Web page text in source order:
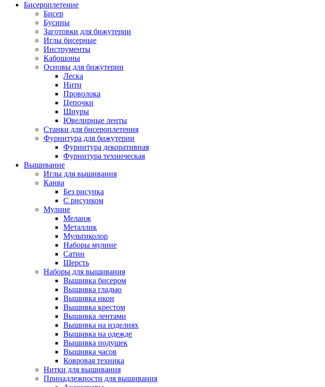
Бисероплетение
Бисер
Бусины
Заготовки для бижутерии
Иглы бисерные
Инструменты
Кабошоны
Основы для бижутерии
Леска
Нити
Проволока
Цепочки
Шнуры
Ювелирные ленты
Станки для бисероплетения
Фурнитура для бижутерии
Фурнитура декоративная
Фурнитура техническая
Вышивание
Иглы для вышивания
Канва
Без рисунка
С рисунком
Мулине
Меланж
Металлик
Мультиколор
Наборы мулине
Сатин
Шерсть
Наборы для вышивания
Вышивка бисером
Вышивка гладью
Вышивка икон
Вышивка крестом
Вышивка лентами
Вышивка на изделиях
Вышивка на одежде
Вышивка подушек
Вышивка часов
Ковровая техника
Нитки для вышивания
Принадлежности для вышивания